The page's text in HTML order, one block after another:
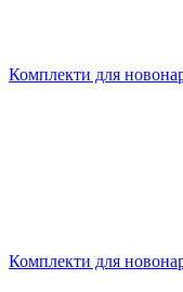
Комплекти для
Комплекти для